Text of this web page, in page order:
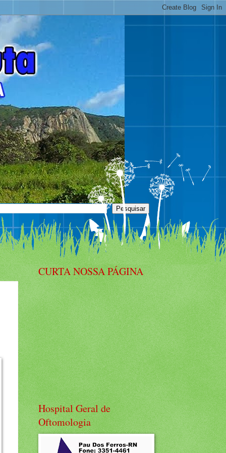
CURTA NOSSA PÁGINA
Hospital Geral de
Oftomologia